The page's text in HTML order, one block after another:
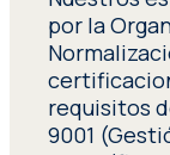
por la
requisitos
9001